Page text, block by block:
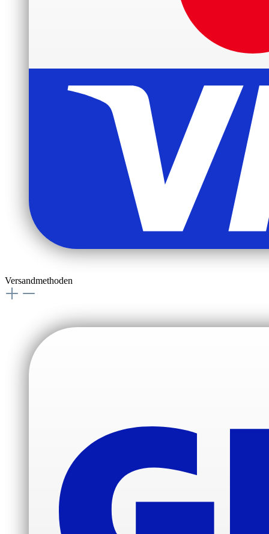
Versandmethoden